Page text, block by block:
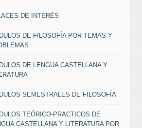
DE INTERÉS
DE FILOSOFÍA POR TEMAS Y
DE LENGUA CASTELLANA Y
SEMESTRALES DE FILOSOFÍA
TEÓRICO-PRACTICOS DE
CASTELLANA Y LITERATURA POR